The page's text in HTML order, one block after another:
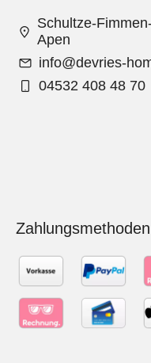
Schultze-
Apen
info@devries-
04532 408 48 70
Zahlungsmethoden